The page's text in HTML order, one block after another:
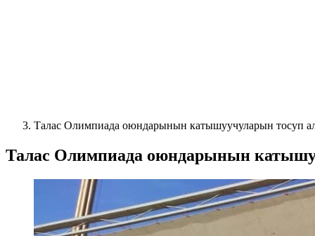
Талас Олимпиада оюндарынын катышуучуларын тосуп
Талас Олимпиада оюндарынын